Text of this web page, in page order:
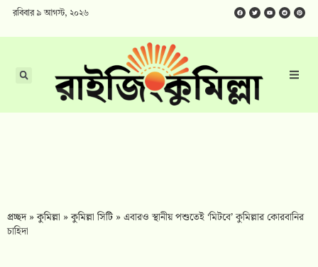
রবিবার ৯ আগস্ট, ২০২৬
প্রচ্ছদ»কুমিল্লা »কুমিল্লা সিটি »এবারও স্থানীয় পশুতেই ‘মিটবে’ কুমিল্লার কোরবানির
চাহিদা